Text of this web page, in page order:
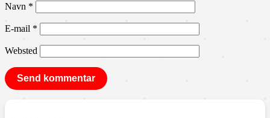
Navn *
E-mail *
Websted